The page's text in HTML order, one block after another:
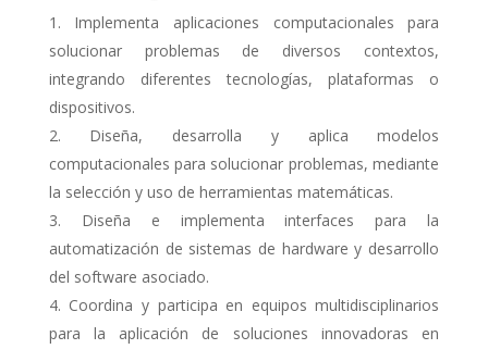
Implementa aplicaciones computacionales para
solucionar problemas de diversos contextos,
integrando diferentes tecnologías, plataformas o
dispositivos.
Diseña, desarrolla y aplica modelos
computacionales para solucionar problemas, mediante
la selección y uso de herramientas matemáticas.
Diseña e implementa interfaces para la
automatización de sistemas de hardware y desarrollo
del software asociado.
Coordina y participa en equipos multidisciplinarios
para la aplicación de soluciones innovadoras en